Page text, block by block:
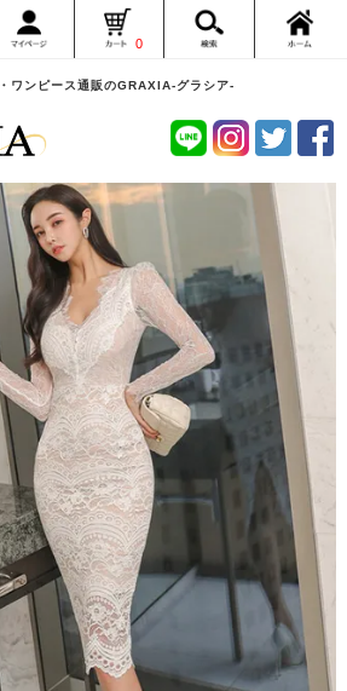
ワンピース通販のGRAXIA-グラシア-
0